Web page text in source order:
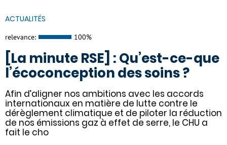
ACTUALITÉS
relevance: 100%
[La minute RSE] : Qu’est-ce-que
l’écoconception des soins ?
Afin d’aligner nos ambitions avec les accords
internationaux en matière de lutte contre le
dérèglement climatique et de piloter la réduction
de nos émissions gaz à effet de serre, le CHU a
fait le cho